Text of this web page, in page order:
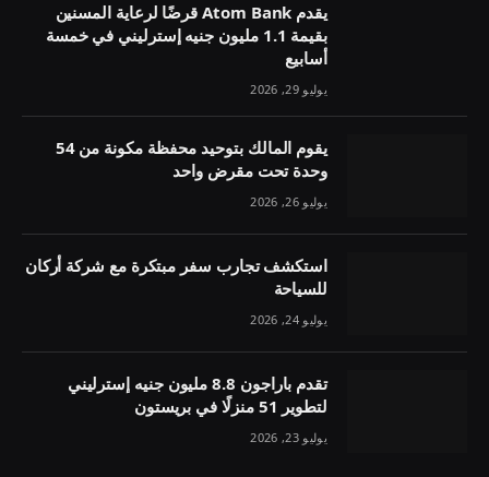
يقدم Atom Bank قرضًا لرعاية المسنين
بقيمة 1.1 مليون جنيه إسترليني في خمسة
أسابيع
يوليو 29, 2026
يقوم المالك بتوحيد محفظة مكونة من 54
وحدة تحت مقرض واحد
يوليو 26, 2026
استكشف تجارب سفر مبتكرة مع شركة أركان
للسياحة
يوليو 24, 2026
تقدم باراجون 8.8 مليون جنيه إسترليني
لتطوير 51 منزلًا في بريستون
يوليو 23, 2026